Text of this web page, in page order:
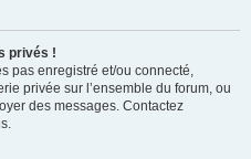
privés !
pas enregistré et/ou connecté,
privée sur l’ensemble du forum, ou
des messages. Contactez